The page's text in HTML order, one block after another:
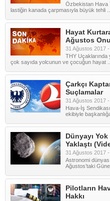
Özbekistan Hava
lastiğin kanada çarpmasıyla büyük tehli ...
Hayat
Ağustos
31 Ağustos 2017 -
THY Uçaklarında
çok sayıda yolcunun ve çocuğun hayat ...
Çarkçı
Suçlamalar
31 Ağustos 2017 -
Hava-İş
ekibiyle
Dünyayı
Yaklaştı
31 Ağustos 2017 -
Astronomi
Ağustos’taki
Pilotların
Hakkı